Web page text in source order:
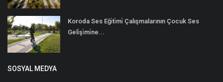
Koroda Ses Eği̇ti̇mi̇ Çalışmalarının Çocuk Ses
Geli̇şi̇mi̇ne...
SOSYAL MEDYA